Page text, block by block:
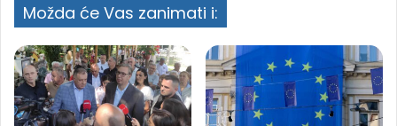
Saudijska Arabija, Turska i Pakistan
potpisali odbrambeni savez
Možda će Vas zanimati i: